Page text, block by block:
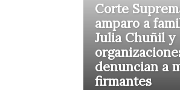
Corte
amparo a
Julia Chuñil y
denuncian a
firmantes